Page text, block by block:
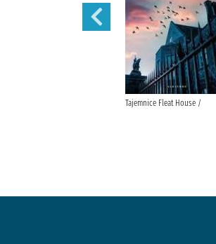
Tajemnice Fleat House /